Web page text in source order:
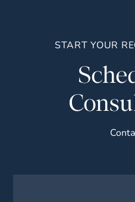
START YOUR